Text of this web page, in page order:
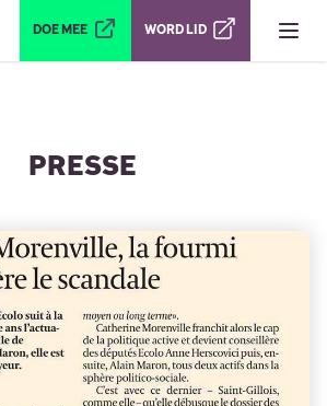
DOE MEE WORD LID
PRESSE